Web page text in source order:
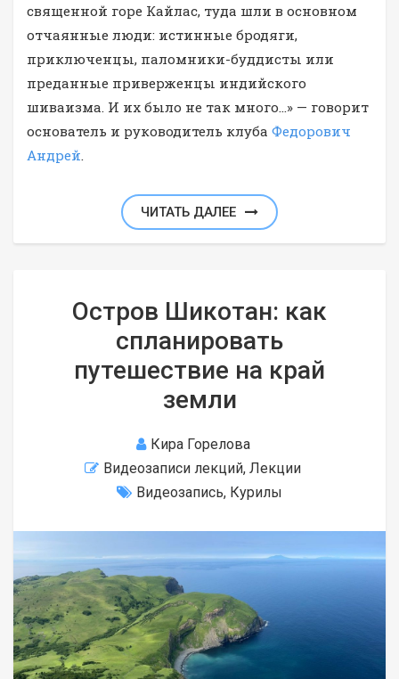
священной горе Кайлас, туда шли в основном
отчаянные люди: истинные бродяги,
приключенцы, паломники-буддисты или
преданные приверженцы индийского
шиваизма. И их было не так много…» — говорит
основатель и руководитель клуба Федорович
Андрей
ЧИТАТЬ ДАЛЕЕ
Остров Шикотан: как
спланировать
путешествие на край
земли
Кира Горелова
Видеозаписи лекций, Лекции
Видеозапись, Курилы